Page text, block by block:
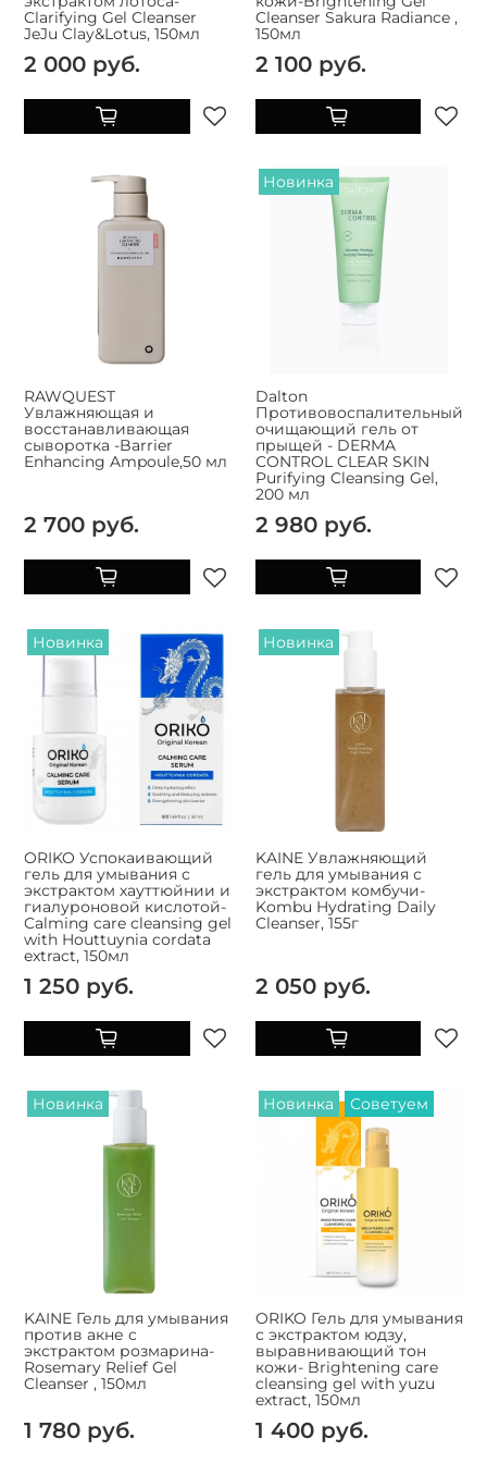
Clarifying Gel Cleanser
JeJu Clay&Lotus, 150мл
2 000 руб.
Cleanser Sakura Radiance ,
150мл
2 100 руб.
RAWQUEST
Увлажняющая и
восстанавливающая
сыворотка -Barrier
Enhancing Ampoule,50 мл
2 700 руб.
Новинка
Dalton
Противовоспалительный
очищающий гель от
прыщей - DERMA
CONTROL CLEAR SKIN
Purifying Cleansing Gel,
200 мл
2 980 руб.
Новинка
ORIKO Успокаивающий
гель для умывания с
экстрактом хауттюйнии и
гиалуроновой кислотой-
Calming care cleansing gel
with Houttuynia cordata
extract, 150мл
1 250 руб.
Новинка
KAINE Увлажняющий
гель для умывания с
экстрактом комбучи-
Kombu Hydrating Daily
Cleanser, 155г
2 050 руб.
Новинка
KAINE Гель для умывания
против акне с
экстрактом розмарина-
Rosemary Relief Gel
Cleanser , 150мл
1 780 руб.
Новинка Советуем
ORIKO Гель для умывания
с экстрактом юдзу,
выравнивающий тон
кожи- Brightening care
cleansing gel with yuzu
extract, 150мл
1 400 руб.